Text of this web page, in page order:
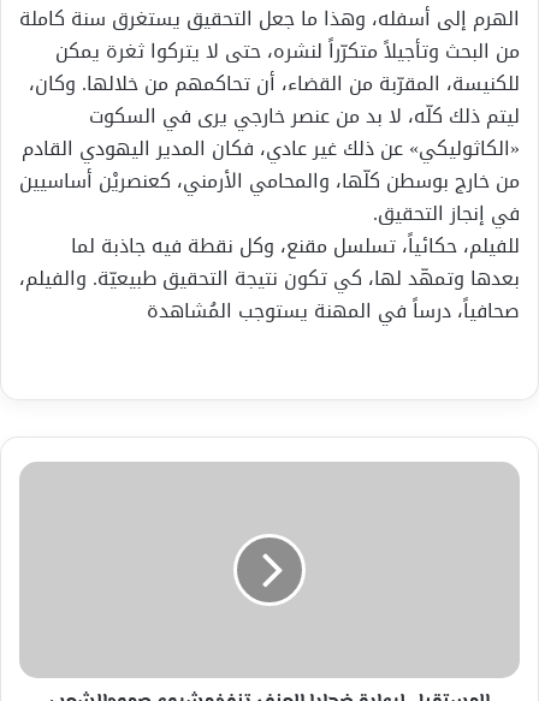
الهرم إلى أسفله، وهذا ما جعل التحقيق يستغرق سنة كاملة
من البحث وتأجيلاً متكرّراً لنشره، حتى لا يتركوا ثغرة يمكن
للكنيسة، المقرّبة من القضاء، أن تحاكمهم من خلالها. وكان،
ليتم ذلك كلّه، لا بد من عنصر خارجي يرى في السكوت
«الكاثوليكي» عن ذلك غير عادي، فكان المدير اليهودي القادم
من خارج بوسطن كلّها، والمحامي الأرمني، كعنصريْن أساسيين
في إنجاز التحقيق.
للفيلم، حكائياً، تسلسل مقنع، وكل نقطة فيه جاذبة لما
بعدها وتمهّد لها، كي تكون نتيجة التحقيق طبيعيّة. والفيلم،
صحافياً، درساً في المهنة يستوجب المُشاهدة
المستقبل
تعزيزثقافةالسلم